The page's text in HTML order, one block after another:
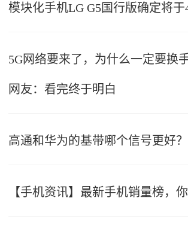
模块化手机LG G5国行版确定将于
5G网络要来了，为什么一定要换
网友：看完终于明白
高通和华为的基带哪个信号更好？
【手机资讯】最新手机销量榜，